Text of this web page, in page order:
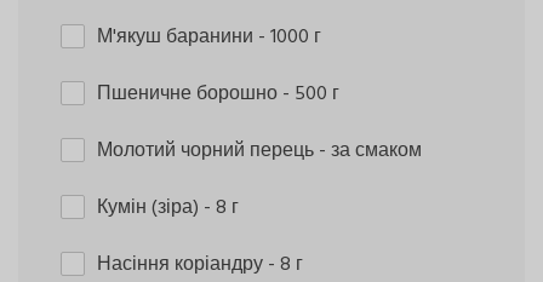
М'якуш баранини - 1000 г
Пшеничне борошно- 500 г
Молотий чорний перець- за смаком
Кумін (зіра) - 8 г
Насіння коріандру- 8 г